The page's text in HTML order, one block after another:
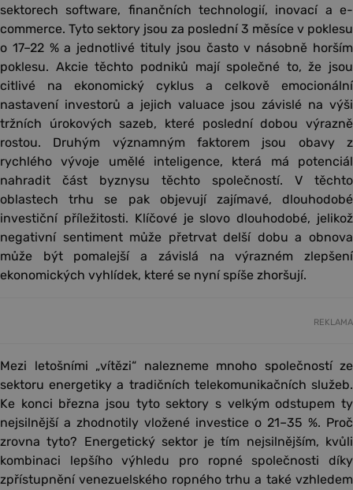
sektorech software, finančních technologií, inovací a e-
commerce. Tyto sektory jsou za poslední 3 měsíce v poklesu
o 17–22 % a jednotlivé tituly jsou často v násobně horším
poklesu. Akcie těchto podniků mají společné to, že jsou
citlivé na ekonomický cyklus a celkově emocionální
nastavení investorů a jejich valuace jsou závislé na výši
tržních úrokových sazeb, které poslední dobou výrazně
rostou. Druhým významným faktorem jsou obavy z
rychlého vývoje umělé inteligence, která má potenciál
nahradit část byznysu těchto společností. V těchto
oblastech trhu se pak objevují zajímavé, dlouhodobé
investiční příležitosti. Klíčové je slovo dlouhodobé, jelikož
negativní sentiment může přetrvat delší dobu a obnova
může být pomalejší a závislá na výrazném zlepšení
ekonomických vyhlídek, které se nyní spíše zhoršují.
REKLAMA
Mezi letošními „vítězi“ nalezneme mnoho společností ze
sektoru energetiky a tradičních telekomunikačních služeb.
Ke konci března jsou tyto sektory s velkým odstupem ty
nejsilnější a zhodnotily vložené investice o 21–35 %. Proč
zrovna tyto? Energetický sektor je tím nejsilnějším, kvůli
kombinaci lepšího výhledu pro ropné společnosti díky
zpřístupnění venezuelského ropného trhu a také vzhledem